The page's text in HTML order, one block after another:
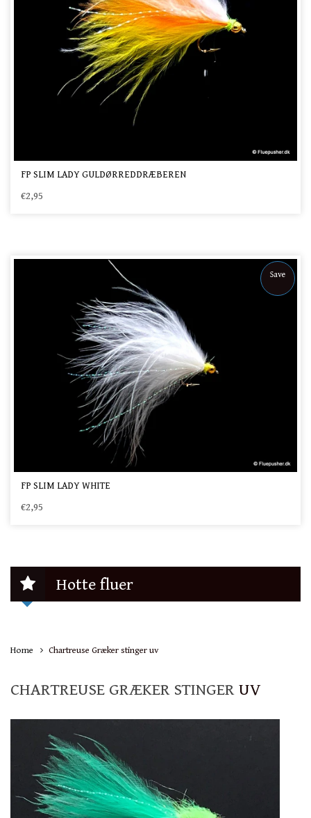
FP SLIM LADY GULDØRREDDRÆBEREN
€2,95
Save
FP SLIM LADY WHITE
€2,95
Hotte fluer
Home Chartreuse Græker stinger uv
CHARTREUSE GRÆKER STINGER UV